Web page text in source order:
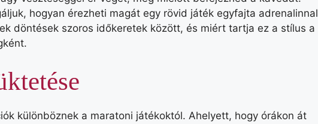
hogyan érezheti magát egy rövid játék egyfajta adrenalinnal
döntések szoros időkeretek között, és miért tartja ez a stílus a
különböznek a maratoni játékoktól. Ahelyett, hogy órákon át